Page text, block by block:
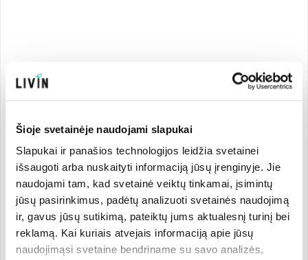
Šioje svetainėje naudojami slapukai
Slapukai ir panašios technologijos leidžia svetainei
išsaugoti arba nuskaityti informaciją jūsų įrenginyje. Jie
naudojami tam, kad svetainė veiktų tinkamai, įsimintų
jūsų pasirinkimus, padėtų analizuoti svetainės naudojimą
ir, gavus jūsų sutikimą, pateiktų jums aktualesnį turinį bei
reklamą. Kai kuriais atvejais informaciją apie jūsų
naudojimąsi svetaine bendriname su savo analizės,